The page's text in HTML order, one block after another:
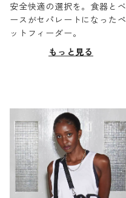
安全快適の選択を。食器とベ
ースがセパレートになったペ
ットフィーダー。
もっと見る